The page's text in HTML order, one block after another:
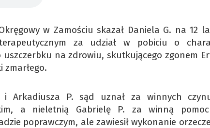
w Zamościu skazał Daniela G. na 12
za udział w pobiciu o
na zdrowiu, skutkującego zgonem
zmarłego.
i Arkadiusza P. sąd uznał za winnych
a nieletnią Gabrielę P. za winną
poprawczym, ale zawiesił wykonanie